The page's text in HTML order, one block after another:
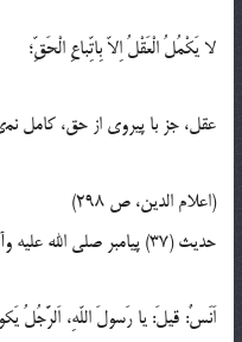
لا يَكْمُلُ الْعَقْلُ اِلاّ بِاتِّباعِ الْحَقِّ؛
عقل، جز با پيروى از حق، كامل
(اعلام الدين، ص 298)
حدیث (37) پيامبر صلى‏ الله‏ عليه‏ و‏آله :
اَنَسٌ: قيلَ: يا رَسولَ اللّه‏ِ، اَلرَّجُلُ